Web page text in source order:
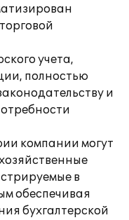
учета,
полностью
и
компании могут
в
обеспечивая
бухгалтерской